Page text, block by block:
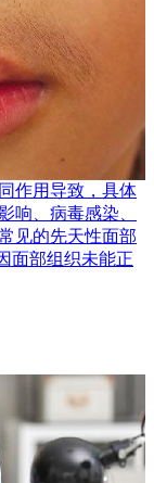
作用导致，具体
响、病毒感染、
见的先天性面部
面部组织未能正